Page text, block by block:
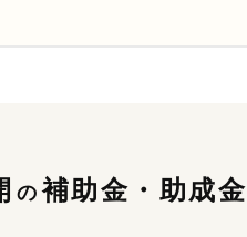
の 補助金・助成金